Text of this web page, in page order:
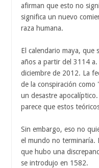
afirman que esto no
significa un nuevo
raza humana.
El calendario maya,
años a partir del 3114
diciembre de 2012. La
de la conspiración
un desastre
parece que estos
Sin embargo, eso no
el mundo no terminaría.
que hubo una
se introdujo en 1582.